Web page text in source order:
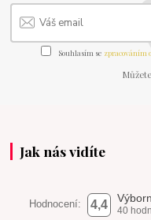
Souhlasím se zpracováním
Jak nás vidíte